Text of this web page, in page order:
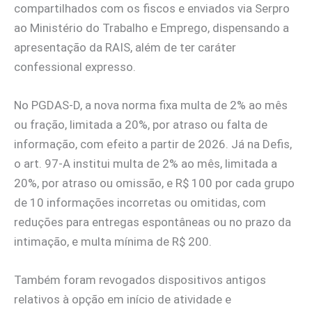
compartilhados com os fiscos e enviados via Serpro
ao Ministério do Trabalho e Emprego, dispensando a
apresentação da RAIS, além de ter caráter
confessional expresso.
No PGDAS-D, a nova norma fixa multa de 2% ao mês
ou fração, limitada a 20%, por atraso ou falta de
informação, com efeito a partir de 2026. Já na Defis,
o art. 97-A institui multa de 2% ao mês, limitada a
20%, por atraso ou omissão, e R$ 100 por cada grupo
de 10 informações incorretas ou omitidas, com
reduções para entregas espontâneas ou no prazo da
intimação, e multa mínima de R$ 200.
Também foram revogados dispositivos antigos
relativos à opção em início de atividade e